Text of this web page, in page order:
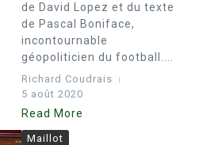
de David Lopez et du texte
de Pascal Boniface,
incontournable
géopoliticien du football....
Richard Coudrais
5 août 2020
Read More
Maillot